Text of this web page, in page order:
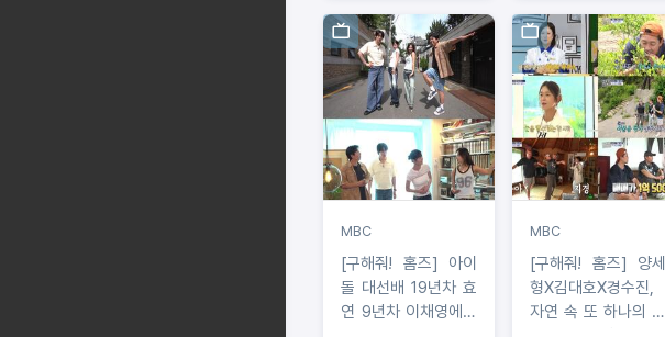
MBC
[구해줘! 홈즈] 아이
돌 대선배 19년차 효
연 9년차 이채영에게
MBC
[구해줘! 홈즈] 양세
형X김대호X경수진,
자연 속 또 하나의 보